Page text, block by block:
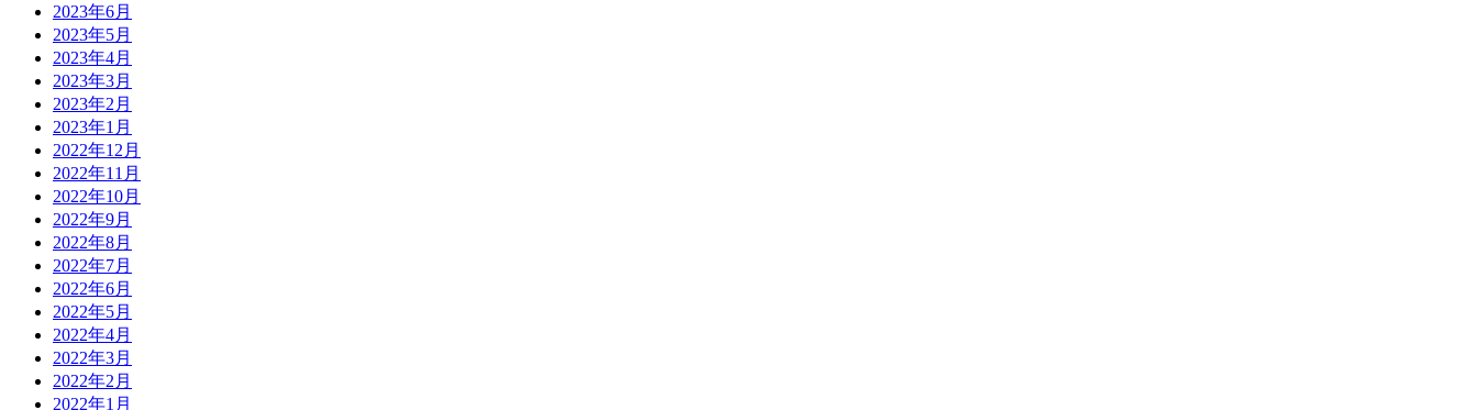
2023年6月
2023年5月
2023年4月
2023年3月
2023年2月
2023年1月
2022年12月
2022年11月
2022年10月
2022年9月
2022年8月
2022年7月
2022年6月
2022年5月
2022年4月
2022年3月
2022年2月
2022年1月